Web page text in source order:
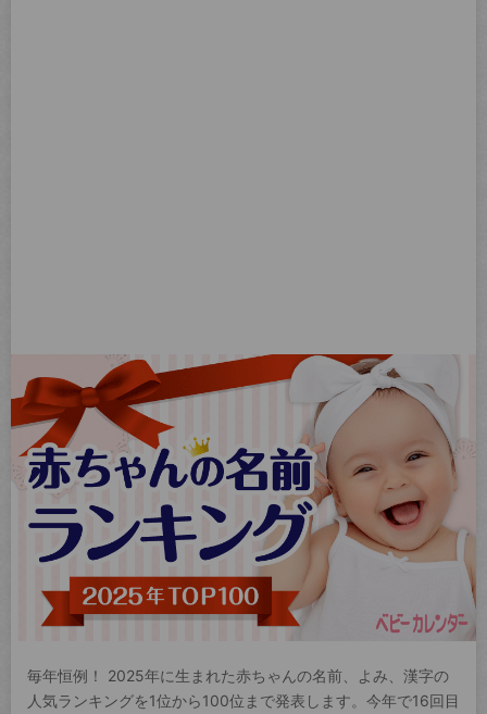
毎年恒例！ 2025年に生まれた赤ちゃんの名前、よみ、漢字の
人気ランキングを1位から100位まで発表します。今年で16回目